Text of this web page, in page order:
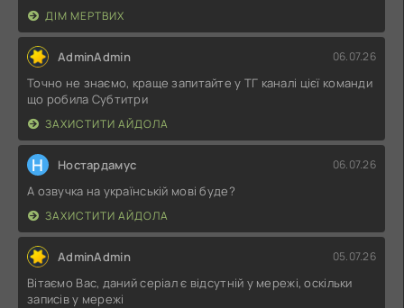
ДІМ МЕРТВИХ
AdminAdmin 06.07.26
Точно не знаємо, краще запитайте у ТГ каналі цієї команди
що робила Субтитри
ЗАХИСТИТИ АЙДОЛА
Н Ностардамус 06.07.26
А озвучка на українській мові буде?
ЗАХИСТИТИ АЙДОЛА
AdminAdmin 05.07.26
Вітаємо Вас, даний серіал є відсутній у мережі, оскільки
записів у мережі